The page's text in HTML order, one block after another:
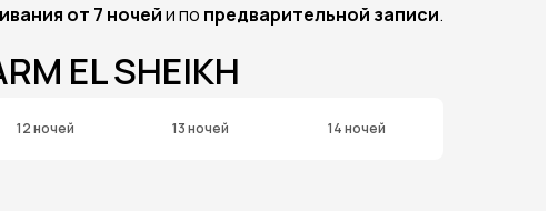
от 7 ночейи по предварительной записи.
EL SHEIKH
12 ночей 13 ночей 14 ночей